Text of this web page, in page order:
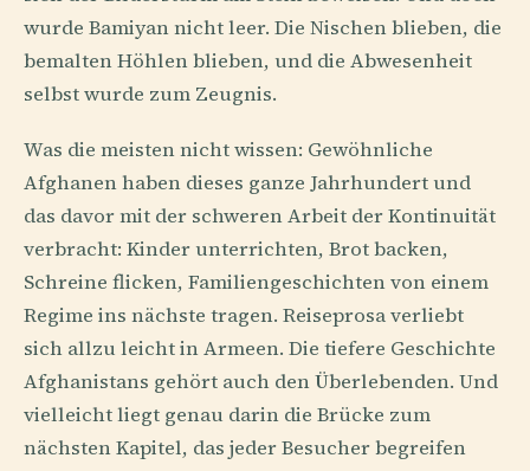
wurde Bamiyan nicht leer. Die Nischen blieben, die
bemalten Höhlen blieben, und die Abwesenheit
selbst wurde zum Zeugnis.
Was die meisten nicht wissen: Gewöhnliche
Afghanen haben dieses ganze Jahrhundert und
das davor mit der schweren Arbeit der Kontinuität
verbracht: Kinder unterrichten, Brot backen,
Schreine flicken, Familiengeschichten von einem
Regime ins nächste tragen. Reiseprosa verliebt
sich allzu leicht in Armeen. Die tiefere Geschichte
Afghanistans gehört auch den Überlebenden. Und
vielleicht liegt genau darin die Brücke zum
nächsten Kapitel, das jeder Besucher begreifen